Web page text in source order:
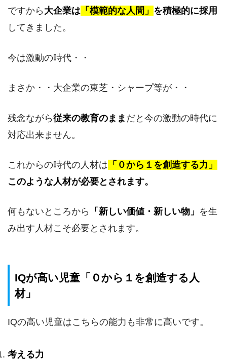
ですから 大企業は 「模範的な人間」 を積極的に採用
してきました。
今は激動の時代・・
まさか・・大企業の東芝・シャープ等が・・
残念ながら従来の教育のまま だと今の激動の時代に
対応出来ません。
これからの時代の人材は 「０から１を創造する力」
このような人材が必要とされます。
何もないところから 「新しい価値・新しい物」 を生
み出す人材こそ必要とされます。
IQが高い児童「０から１を創造する人
材」
IQの高い児童はこちらの能力も非常に高いです。
考える力